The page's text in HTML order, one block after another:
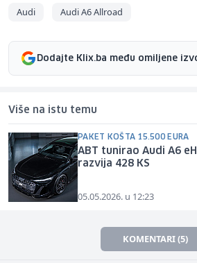
Audi Audi A6 Allroad
Dodajte Klix.ba među omiljene
Više na istu temu
PAKET KOŠTA 15.500 EURA
ABT tunirao Audi A6
razvija 428 KS
05.05.2026. u 12:23
KOMENTARI (5)